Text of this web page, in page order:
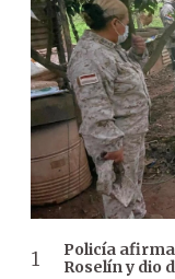
Policía
Roselín y dio